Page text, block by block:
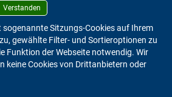
Verstanden
sogenannte Sitzungs-Cookies auf Ihrem
gewählte Filter- und Sortieroptionen zu
Funktion der Webseite notwendig. Wir
keine Cookies von Drittanbietern oder